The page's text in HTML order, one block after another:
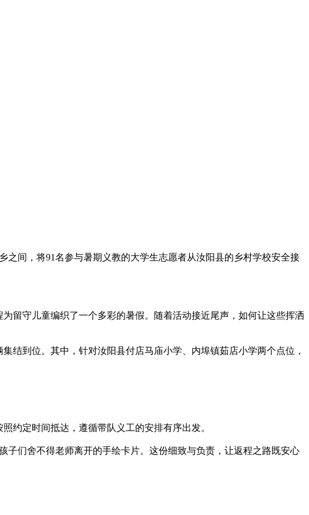
之间，将91名参与暑期义教的大学生志愿者从汝阳县的乡村学校安全接
留守儿童编织了一个多彩的暑假。随着活动接近尾声，如何让这些挥洒
到位。其中，针对汝阳县付店马庙小学、内埠镇茹店小学两个点位，
约定时间抵达，遵循带队义工的安排有序出发。
子们舍不得老师离开的手绘卡片。这份细致与负责，让返程之路既安心